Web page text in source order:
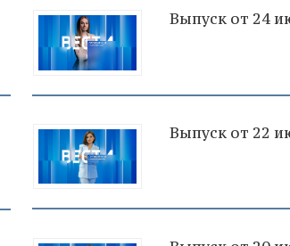
Выпуск от 24
Выпуск от 22